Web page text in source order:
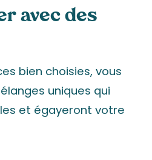
avec des
bien choisies, vous
uniques qui
et égayeront votre